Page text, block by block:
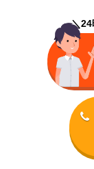
＼24